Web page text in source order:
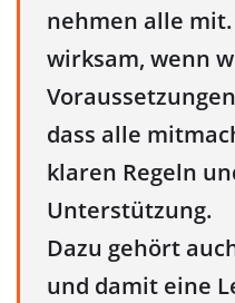
nehmen alle
wirksam, wenn
dass alle
klaren Regeln
Unterstützung.
Dazu gehört
und damit eine